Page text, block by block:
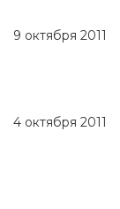
9 октября 2011
4 октября 2011